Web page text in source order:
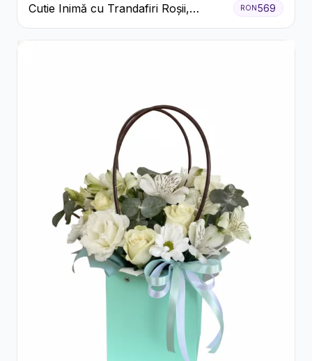
Cutie Inimă cu Trandafiri Roșii,
Crizanteme Albe și Bomboane
Raffaello
RON569